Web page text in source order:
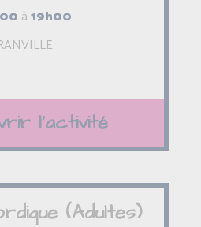
à19h00
l'activité
(Adultes)